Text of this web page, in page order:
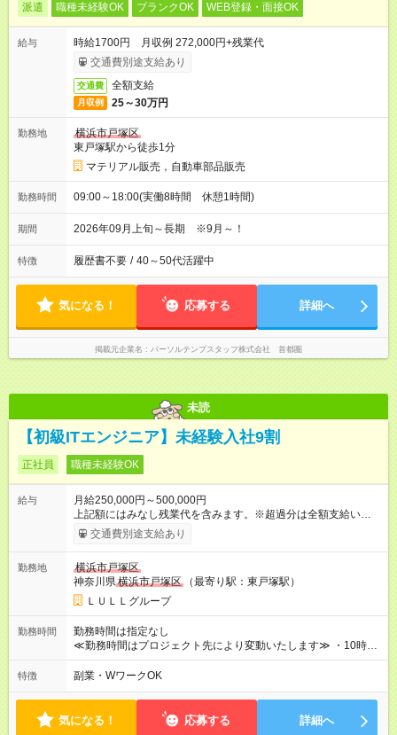
派遣 職種未経験OK ブランクOK WEB登録・面接OK
給与
時給1700円 月収例 272,000円+残業代
交通費別途支給あり
交通費 全額支給
月収例 25～30万円
勤務地
横浜市戸塚区
東戸塚駅から徒歩1分
マテリアル販売，自動車部品販売
勤務時間 09:00～18:00(実働8時間 休憩1時間)
期間 2026年09月上旬～長期 ※9月～！
特徴 履歴書不要 / 40～50代活躍中
気になる！ 応募する 詳細へ
掲載元企業名 パーソルテンプスタッフ株式会社 首都圏
未読
【初級ITエンジニア】未経験入社9割
正社員 職種未経験OK
給与
月給250,000円～500,000円
上記額にはみなし残業代を含みます。※超過分は全額支給いたし
ます。 みなし残業代 21,675円／月 みなし残業時間 12時間／月 -
------------------------------------------------------- ≪経験者の方は以下と
万円～＋業績賞与＋交通費＋各種手当 ※固定残業代（30時間/6
万6，610円分）を含む。超過分は追加支給いたします 能力やス
キルを考慮し初任給を決定。経験者の方は前給考慮も可能で
す！ ◎昇給年1回（研修終了後） ◎賞与年2回（2月・8月）＋業
績賞与あり ◤スキルアップも、収入アップも。◢ 入社後の成長
や頑張りは、しっかり給与で還元しています。 実際にほぼ全員
上アップした社員も。 エンジニアへの還元率は業界高水準の
87％。 スキルを磨いた分だけ、収入アップも目指せる環境で
す！ 【試用期間】試用期間あり 試用期間の長さ：6ヶ月 ※ 雇用
形態と給与に、本採用時と異なる部分があります。 雇用形態：
中途採用（契約社員） 給与：月給 230,000円以上 上記額にはみ
交通費別途支給あり
勤務地
横浜市戸塚区
神奈川県横浜市戸塚区
（最寄り駅：東戸塚駅）
ＬＵＬＬグループ
勤務時間
勤務時間は指定なし
≪勤務時間はプロジェクト先により変動いたします≫ ・10時00
分～19時00分（休憩1時間） ・9時00分～18時00分（休憩1時
間） ＼平日夜も、ちゃんと「自分時間」がつくれます／ 残業は
やサウナなど、 趣味の時間を楽しむ社員も多くいます◎
特徴 副業・WワークOK
気になる！ 応募する 詳細へ